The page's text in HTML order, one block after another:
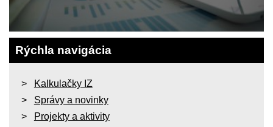
Rýchla navigácia
Kalkulačky IZ
Správy a novinky
Projekty a aktivity